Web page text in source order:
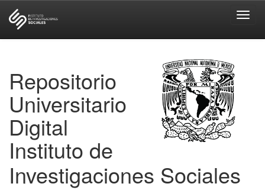
Repositorio
Universitario
Digital
Instituto de
Investigaciones Sociales